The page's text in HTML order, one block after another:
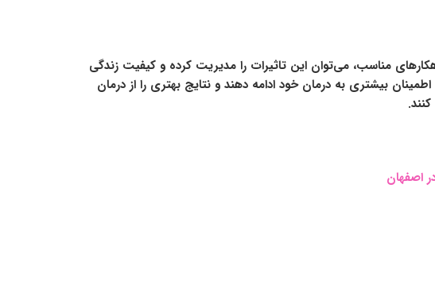
مناسب، می‌توان این تاثیرات را مدیریت کرده و کیفیت زندگی
بیشتری به درمان خود ادامه دهند و نتایج بهتری را از درمان
اصفهان